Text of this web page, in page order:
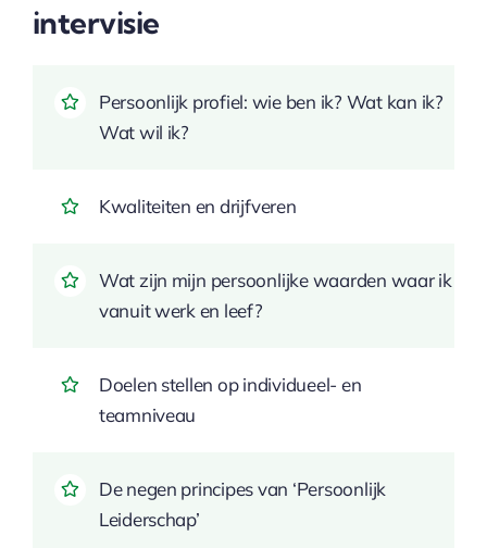
intervisie
Persoonlijk profiel: wie ben ik? Wat kan ik?
Wat wil ik?
Kwaliteiten en drijfveren
Wat zijn mijn persoonlijke waarden waar ik
vanuit werk en leef?
Doelen stellen op individueel- en
teamniveau
De negen principes van ‘Persoonlijk
Leiderschap’